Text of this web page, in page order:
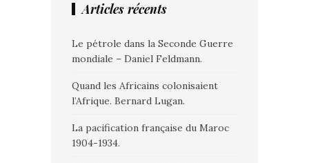
Articles récents
Le pétrole dans la Seconde Guerre
mondiale – Daniel Feldmann.
Quand les Africains colonisaient
l’Afrique. Bernard Lugan.
La pacification française du Maroc
1904-1934.